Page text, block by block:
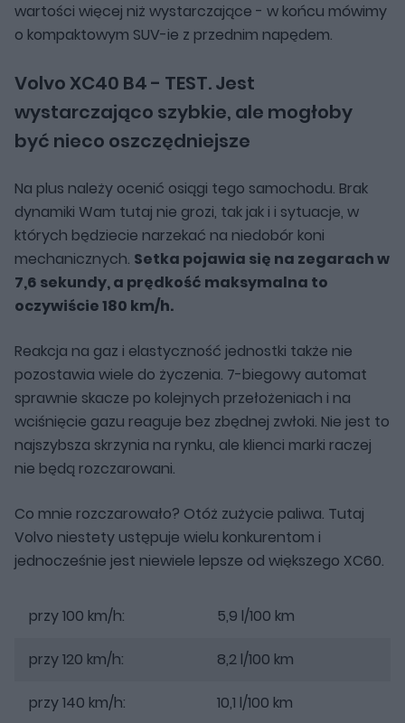
wartości więcej niż wystarczające - w końcu mówimy
o kompaktowym SUV-ie z przednim napędem.
Volvo XC40 B4 - TEST. Jest
wystarczająco szybkie, ale mogłoby
być nieco oszczędniejsze
Na plus należy ocenić osiągi tego samochodu. Brak
dynamiki Wam tutaj nie grozi, tak jak i i sytuacje, w
których będziecie narzekać na niedobór koni
mechanicznych. Setka pojawia się na zegarach w
7,6 sekundy, a prędkość maksymalna to
oczywiście 180 km/h.
Reakcja na gaz i elastyczność jednostki także nie
pozostawia wiele do życzenia. 7-biegowy automat
sprawnie skacze po kolejnych przełożeniach i na
wciśnięcie gazu reaguje bez zbędnej zwłoki. Nie jest to
najszybsza skrzynia na rynku, ale klienci marki raczej
nie będą rozczarowani.
Co mnie rozczarowało? Otóż zużycie paliwa. Tutaj
Volvo niestety ustępuje wielu konkurentom i
jednocześnie jest niewiele lepsze od większego XC60.
przy 100 km/h: 5,9 l/100 km
przy 120 km/h: 8,2 l/100 km
przy 140 km/h: 10,1 l/100 km